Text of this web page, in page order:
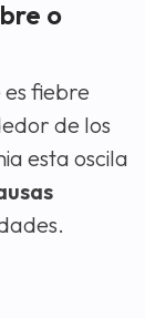
o
es fiebre
de los
esta oscila